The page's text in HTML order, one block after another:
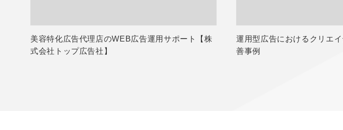
美容特化広告代理店のWEB広告運用サポート【株
式会社トップ広告社】
運用型広告におけるクリエ
善事例